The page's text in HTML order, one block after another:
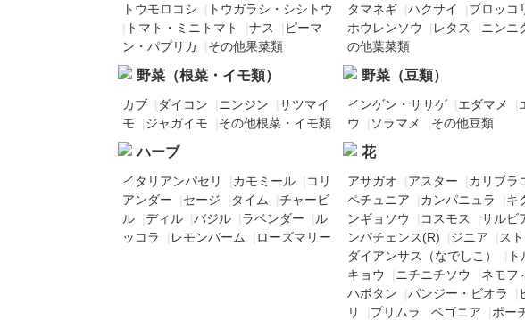
トウモロコシ
| トウガラシ・シシトウ
| トマト・ミニトマト |ナス | ピーマ
ン・パプリカ
|その他果菜類
タマネギ |ハクサイ |ブロッコ
ホウレンソウ
| レタス |ニンニ
の他葉菜類
野菜（根菜・イモ類）
カブ | ダイコン |ニンジン |サツマイ
モ
|ジャガイモ |その他根菜・イモ類
野菜（豆類）
インゲン・ササゲ |エダマメ |
ウ
| ソラマメ |その他豆類
ハーブ
イタリアンパセリ |カモミール | コリ
アンダー
|セージ | タイム |チャービ
ル |ディル |バジル |ラベンダー | ル
ッコラ
| レモンバーム | ローズマリー
花
アサガオ |アスター |カリブラ
ペチュニア
|カンパニュラ |キ
ンギョソウ
| コスモス |サルビ
ンパチェンス(R)
|ジニア | ス
ダイアンサス（なでしこ）
|
キョウ
|ニチニチソウ |ネモフ
ハボタン
|パンジー・ビオラ |
リ
|プリムラ |ベゴニア |ポー